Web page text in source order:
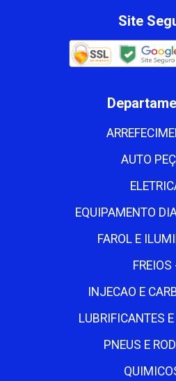
Site
AUTO
EQUIPAMENTO
FAROL E
FREIOS
INJECAO E
LUBRIFICANTES
PNEUS E